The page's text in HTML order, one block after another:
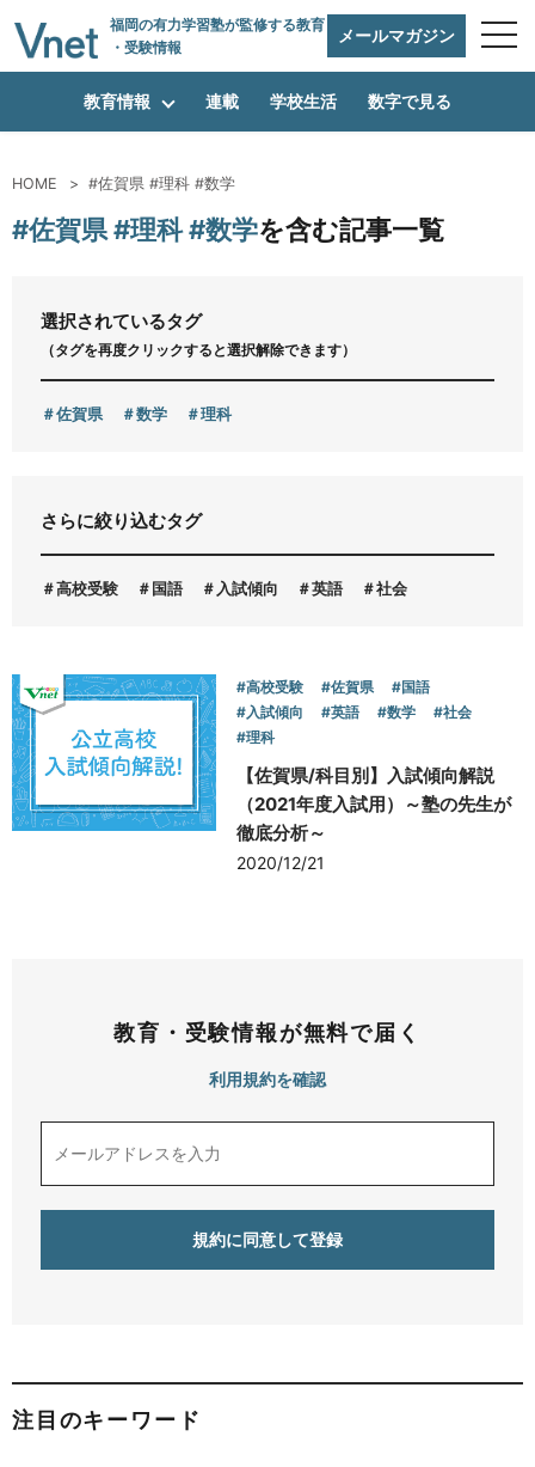
福岡の有力学習塾が監修する教育
・受験情報
メールマガジン
編集方針
vnetアライアンス企業
運営会社
お問い合わせ
教育情報 連載 学校生活 数字で見る
HOME #佐賀県 #理科 #数学
#佐賀県 #理科 #数学を含む記事一覧
選択されているタグ
（タグを再度クリックすると選択解除できます）
佐賀県 数学 理科
さらに絞り込むタグ
高校受験 国語 入試傾向 英語 社会
#高校受験 #佐賀県
#国語
#入試傾向
#英語 #数学
#社会
#理科
【佐賀県/科目別】入試傾向解説
（2021年度入試用）～塾の先生が
徹底分析～
2020/12/21
教育・受験情報が無料で届く
利用規約を確認
注目のキーワード